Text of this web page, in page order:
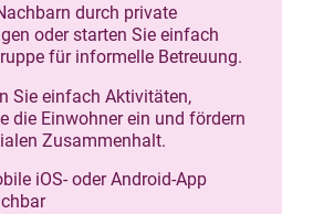
durch private
oder starten Sie einfach
für informelle Betreuung.
Sie einfach Aktivitäten,
die Einwohner ein und fördern
Zusammenhalt.
iOS- oder Android-App